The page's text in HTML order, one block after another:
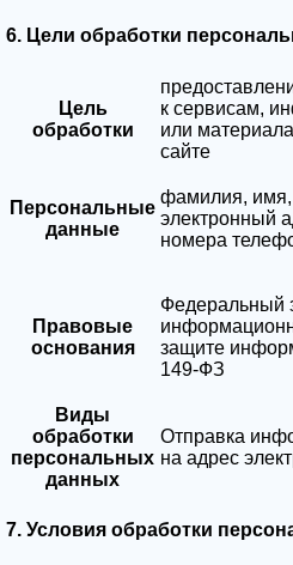
6. Цели обработки
Цель
обработки
к сервисам,
или
сайте
Персональные
данные
фамилия, имя,
электронный
номера
Правовые
основания
Федеральный
защите
149-ФЗ
Виды
обработки
персональных
данных
Отправка
на адрес
7. Условия обработки